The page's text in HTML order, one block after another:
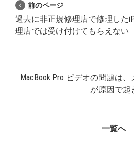
前のページ
過去に非正規修理店で修理した
理店では受け付けてもらえない（
MacBook Pro ビデオの問題は
が原因で起
一覧へ